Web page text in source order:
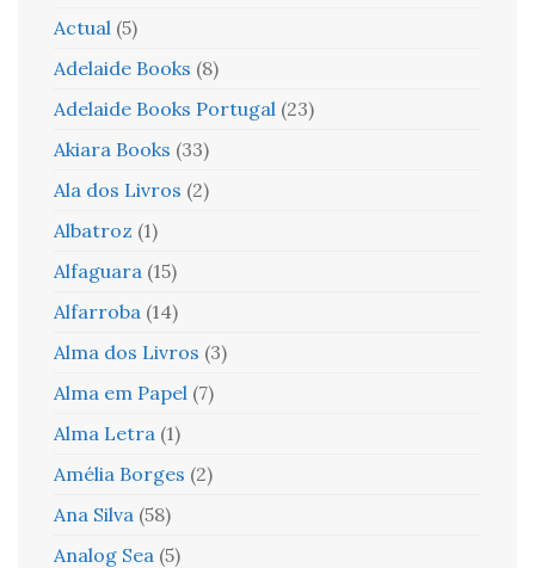
Actual (5)
Adelaide Books (8)
Adelaide Books Portugal (23)
Akiara Books (33)
Ala dos Livros (2)
Albatroz (1)
Alfaguara (15)
Alfarroba (14)
Alma dos Livros (3)
Alma em Papel (7)
Alma Letra (1)
Amélia Borges (2)
Ana Silva (58)
Analog Sea (5)